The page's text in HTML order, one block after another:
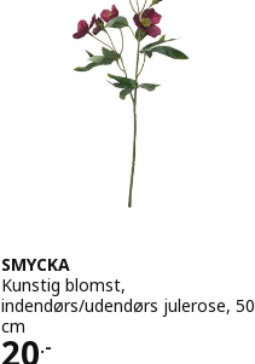
SMYCKA
Kunstig blomst,
indendørs/udendørs julerose, 50
cm
20.-
Pris 20.-